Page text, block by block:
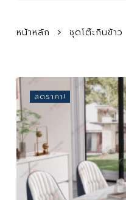
หน้าหลัก ชุดโต๊ะกินข้าว
ลดราคา!